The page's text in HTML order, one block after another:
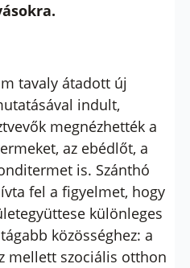
tavaly átadott új
indult,
megnézhették a
az ebédlőt, a
is. Szánthó
fel a figyelmet, hogy
különleges
közösséghez: a
mellett szociális otthon